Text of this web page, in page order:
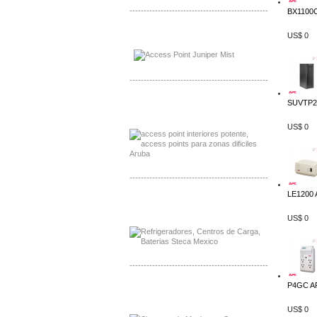
-------------------------------------------------
-------------------------------------------------
-------------------------------------------------
-------------------------------------------------
US$ 0
US$ 0
LE1200
US$ 0
P4GC
US$ 0